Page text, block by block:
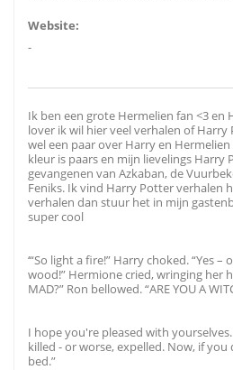
Website:
-
Ik ben een grote Hermelien fan <3 en
lover ik wil hier veel verhalen of
wel een paar over Harry en
kleur is paars en mijn lievelings Harry
gevangenen van Azkaban, de
Feniks. Ik vind Harry Potter verhalen
verhalen dan stuur het in mijn
super cool
‘“So light a fire!” Harry choked. “Yes –
wood!” Hermione cried, wringing her
MAD?” Ron bellowed. “ARE YOU A
I hope you're pleased with
killed - or worse, expelled. Now, if
bed.”